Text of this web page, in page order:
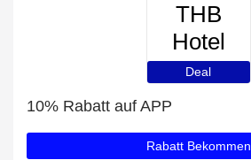
THB
Hotel
Deal
10% Rabatt auf APP
Rabatt Bekommen